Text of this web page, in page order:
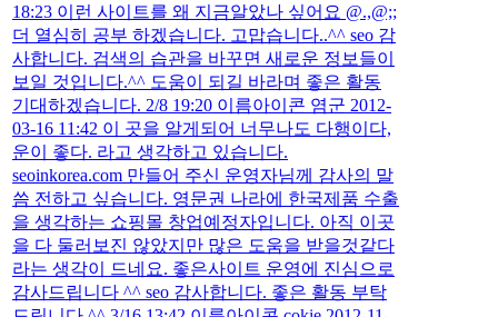
18:23 이런 사이트를 왜 지금알았나 싶어요 @.,@;;
더 열심히 공부 하겠습니다. 고맙습니다..^^ seo 감
사합니다. 검색의 습관을 바꾸면 새로운 정보들이
보일 것입니다.^^ 도움이 되길 바라며 좋은 활동
기대하겠습니다. 2/8 19:20 이름아이콘 염군 2012-
03-16 11:42 이 곳을 알게되어 너무나도 다행이다,
운이 좋다. 라고 생각하고 있습니다.
seoinkorea.com 만들어 주신 운영자님께 감사의 말
씀 전하고 싶습니다. 영문권 나라에 한국제품 수출
을 생각하는 쇼핑몰 창업예정자입니다. 아직 이곳
을 다 둘러보진 않았지만 많은 도움을 받을것같다
라는 생각이 드네요. 좋은사이트 운영에 진심으로
감사드립니다 ^^ seo 감사합니다. 좋은 활동 부탁